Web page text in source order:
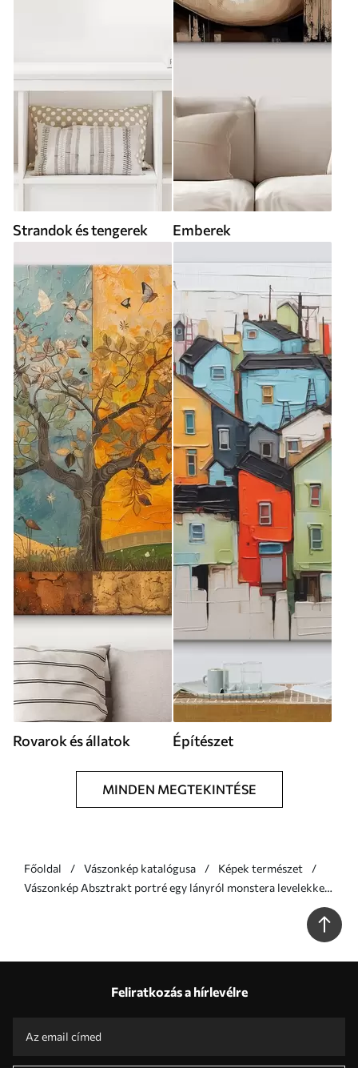
Strandok és tengerek Emberek
Rovarok és állatok Építészet
MINDEN MEGTEKINTÉSE
Főoldal Vászonkép katalógusa
Képek természet
Vászonkép Absztrakt portré egy lányról monstera levelekkel
Feliratkozás a hírlevélre